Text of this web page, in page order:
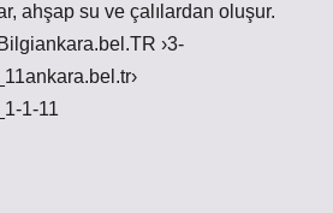
ahşap su ve çalılardan oluşur.
›3-
1-11